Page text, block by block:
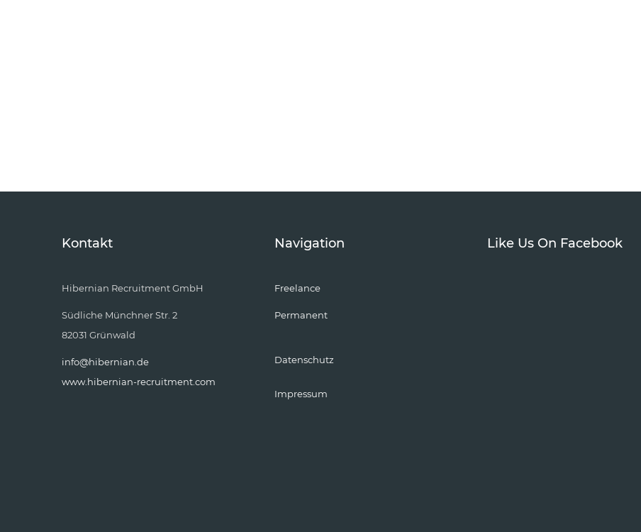
Kontakt
Hibernian Recruitment GmbH
Südliche Münchner Str. 2
82031 Grünwald
info@hibernian.de
www.hibernian-recruitment.com
Navigation
Freelance
Permanent
Datenschutz
Impressum
Like Us On Facebook